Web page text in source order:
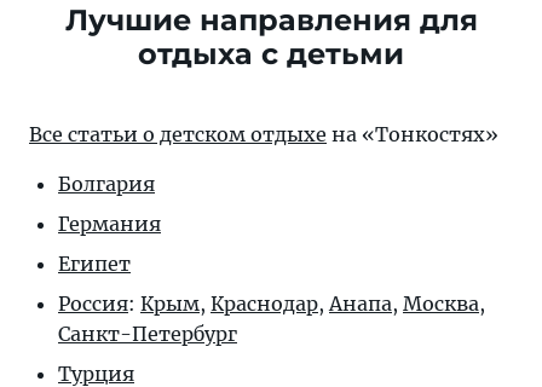
Лучшие направления для
отдыха с детьми
Все статьи о детском отдыхе на «Тонкостях»
Болгария
Германия
Египет
Россия: Крым, Краснодар, Анапа, Москва,
Санкт-Петербург
Турция